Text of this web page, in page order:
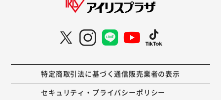
特定商取引法に基づく通信販売業者の表示
セキュリティ・プライバシーポリシー